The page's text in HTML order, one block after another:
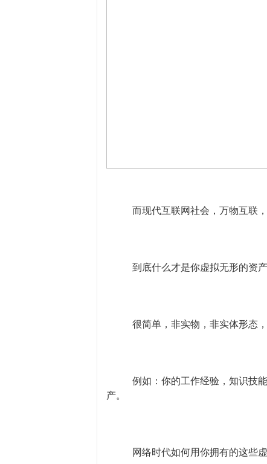
而现代互联网社会，万物互联
到底什么才是你虚拟无形的资
很简单，非实物，非实体形态
例如：你的工作经验，知识技
产。
网络时代如何用你拥有的这些